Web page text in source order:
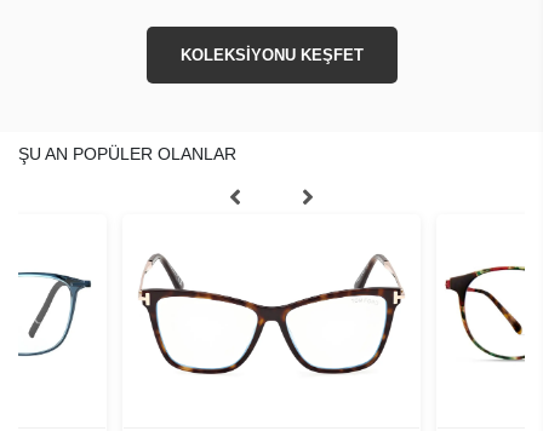
KOLEKSİYONU KEŞFET
ŞU AN POPÜLER OLANLAR